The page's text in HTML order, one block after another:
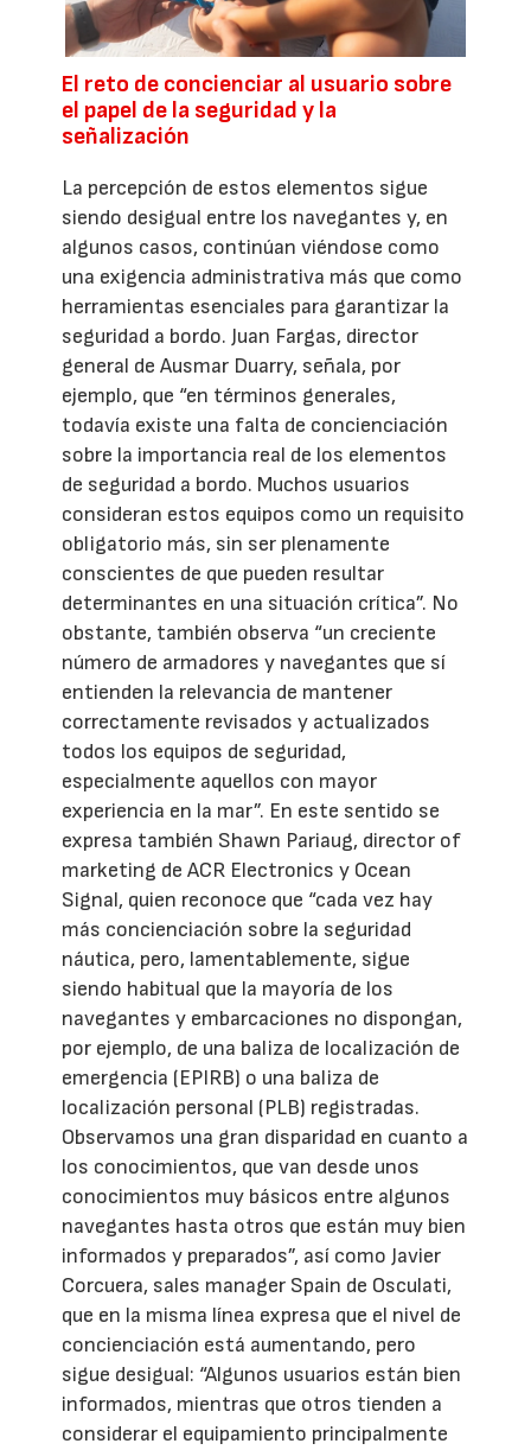
El reto de concienciar al usuario sobre
el papel de la seguridad y la
señalización
La percepción de estos elementos sigue
siendo desigual entre los navegantes y, en
algunos casos, continúan viéndose como
una exigencia administrativa más que como
herramientas esenciales para garantizar la
seguridad a bordo. Juan Fargas, director
general de Ausmar Duarry, señala, por
ejemplo, que “en términos generales,
todavía existe una falta de concienciación
sobre la importancia real de los elementos
de seguridad a bordo. Muchos usuarios
consideran estos equipos como un requisito
obligatorio más, sin ser plenamente
conscientes de que pueden resultar
determinantes en una situación crítica”. No
obstante, también observa “un creciente
número de armadores y navegantes que sí
entienden la relevancia de mantener
correctamente revisados y actualizados
todos los equipos de seguridad,
especialmente aquellos con mayor
experiencia en la mar”. En este sentido se
expresa también Shawn Pariaug, director of
marketing de ACR Electronics y Ocean
Signal, quien reconoce que “cada vez hay
más concienciación sobre la seguridad
náutica, pero, lamentablemente, sigue
siendo habitual que la mayoría de los
navegantes y embarcaciones no dispongan,
por ejemplo, de una baliza de localización de
emergencia (EPIRB) o una baliza de
localización personal (PLB) registradas.
Observamos una gran disparidad en cuanto a
los conocimientos, que van desde unos
conocimientos muy básicos entre algunos
navegantes hasta otros que están muy bien
informados y preparados”, así como Javier
Corcuera, sales manager Spain de Osculati,
que en la misma línea expresa que el nivel de
concienciación está aumentando, pero
sigue desigual: “Algunos usuarios están bien
informados, mientras que otros tienden a
considerar el equipamiento principalmente